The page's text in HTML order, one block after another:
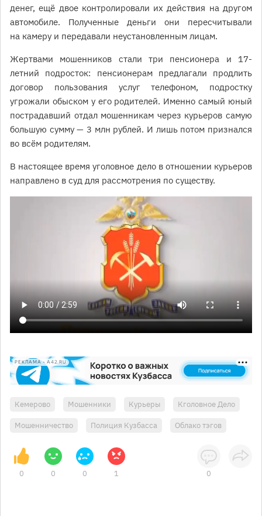
денег, ещё двое контролировали их действия на другом
автомобиле. Полученные деньги они пересчитывали
на камеру и передавали неустановленным лицам.
Жертвами мошенников стали три пенсионера и 17-
летний подросток: пенсионерам предлагали продлить
договор пользования услуг телефоном, подростку
угрожали обыском у его родителей. Именно самый юный
пострадавший отдал мошенникам через курьеров самую
большую сумму — 3 млн рублей. И лишь потом признался
во всём родителям.
В настоящее время уголовное дело в отношении курьеров
направлено в суд для рассмотрения по существу.
РЕКЛАМА • A42.RU
Кемерово Мошенники Курьеры Кголовное Дело
Мошенничество Полиция Кузбасса Облако тэгов
0 0 0 1 0